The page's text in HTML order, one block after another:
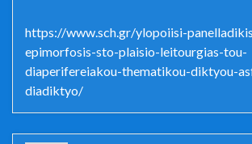
https://www.sch.gr/ylopoiisi-
epimorfosis-sto-plaisio-leitourgias-tou-
diaperifereiakou-thematikou-diktyou-
diadiktyo/